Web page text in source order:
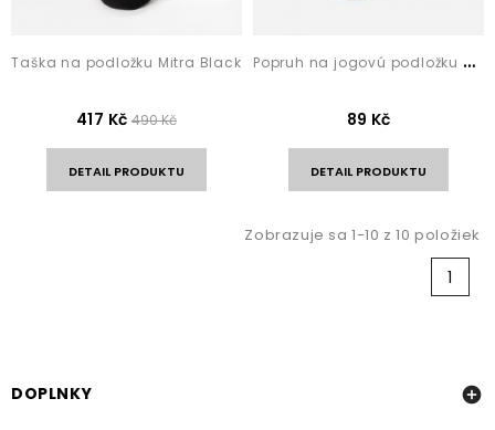
Taška na podložku Mitra Black
417 Kč 490 Kč
DETAIL PRODUKTU
P
opruh na jogovú podložku Africa Stripes
89 Kč
DETAIL PRODUKTU
Zobrazuje sa 1-10 z 10 položiek
1
DOPLNKY 